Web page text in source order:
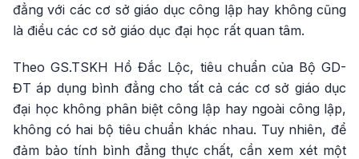
đẳng với các cơ sở giáo dục công lập hay không cũng
là điều các cơ sở giáo dục đại học rất quan tâm.
Theo GS.TSKH Hồ Đắc Lộc, tiêu chuẩn của Bộ GD-
ĐT áp dụng bình đẳng cho tất cả các cơ sở giáo dục
đại học không phân biệt công lập hay ngoài công lập,
không có hai bộ tiêu chuẩn khác nhau. Tuy nhiên, để
đảm bảo tính bình đẳng thực chất, cần xem xét một